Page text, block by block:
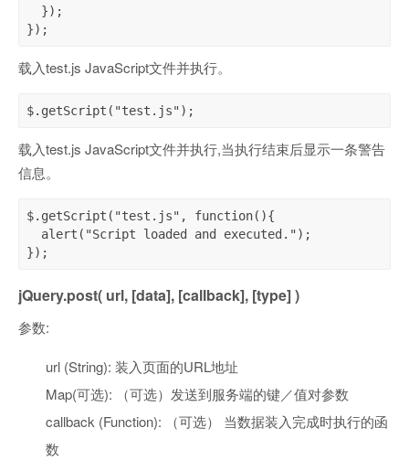
});
载入test.js JavaScript文件并执行。
$.getScript("test.js");
载入test.js JavaScript文件并执行,当执行结束后显示一条警告
信息。
$.getScript("test.js", function(){
});
jQuery.post( url, [data], [callback], [type] )
参数:
url (String): 装入页面的URL地址
Map(可选): （可选）发送到服务端的键／值对参数
callback (Function): （可选） 当数据装入完成时执行的函
数